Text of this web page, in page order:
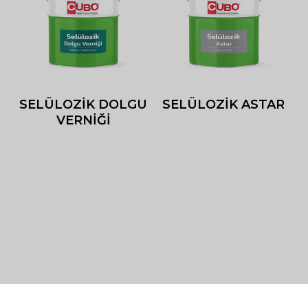
SELÜLOZİK DOLGU
VERNİĞİ
SELÜLOZİK ASTAR